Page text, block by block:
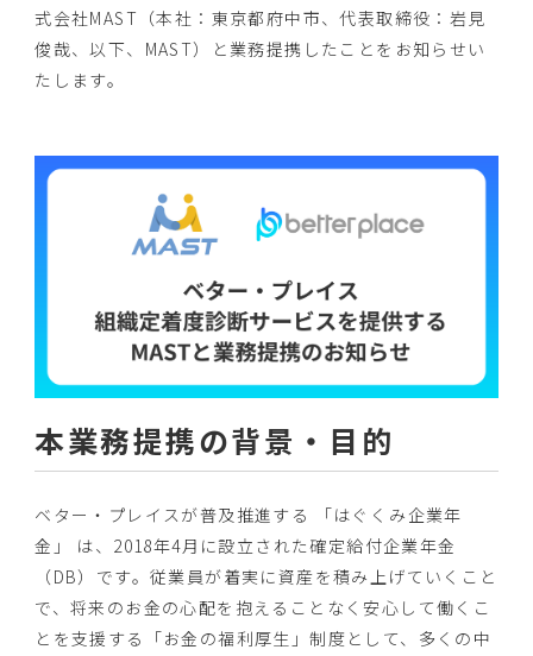
式会社MAST（本社： 東京都府中市、代表取締役：岩見
俊哉、以下、MAST）
と業務提携したことをお知らせい
たします。
本業務提携の背景・目的
ベター・プレイスが普及推進する 「はぐくみ企業年
金」 は、2018年4月に設立された確定給付企業年金
（DB）です。従業員が着実に資産を積み上げていくこと
で、将来のお金の心配を抱えることなく安心して働くこ
とを支援する「お金の福利厚生」制度として、多くの中